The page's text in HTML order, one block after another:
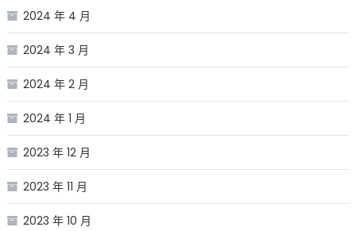
2024 年 4 月
2024 年 3 月
2024 年 2 月
2024 年 1 月
2023 年 12 月
2023 年 11 月
2023 年 10 月